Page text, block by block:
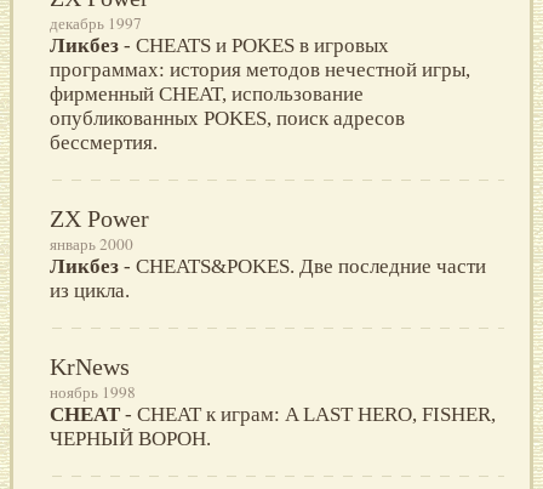
декабрь 1997
Ликбез - CHEATS и POKES в игровых
программах: история методов нечестной игры,
фирменный CHEAT, использование
опубликованных POKES, поиск адресов
бессмертия.
ZX Power
январь 2000
Ликбез - CHEATS&POKES. Две последние части
из цикла.
KrNews
ноябрь 1998
CHEAT - CHEAT к играм: A LAST HERO, FISHER,
ЧЕРНЫЙ ВОРОН.